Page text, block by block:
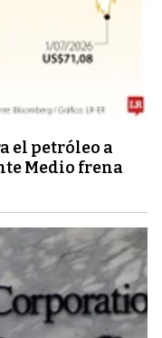
el petróleo a
Medio frena